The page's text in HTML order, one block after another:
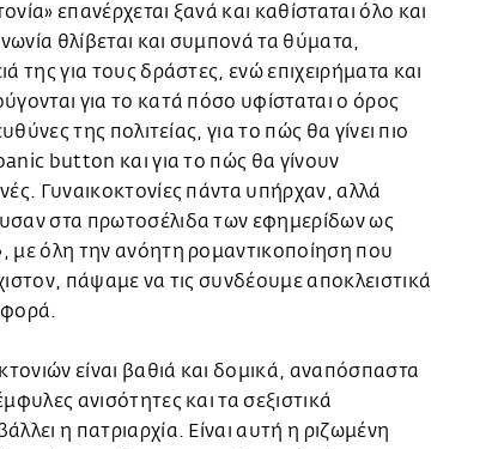
επανέρχεται ξανά και καθίσταται όλο και
θλίβεται και συμπονά τα θύματα,
της για τους δράστες, ενώ επιχειρήματα και
για το κατά πόσο υφίσταται ο όρος
της πολιτείας, για το πώς θα γίνει πιο
button και για το πώς θα γίνουν
Γυναικοκτονίες πάντα υπήρχαν, αλλά
στα πρωτοσέλιδα των εφημερίδων ως
με όλη την ανόητη ρομαντικοποίηση που
πάψαμε να τις συνδέουμε αποκλειστικά
είναι βαθιά και δομικά, αναπόσπαστα
ανισότητες και τα σεξιστικά
η πατριαρχία. Είναι αυτή η ριζωμένη